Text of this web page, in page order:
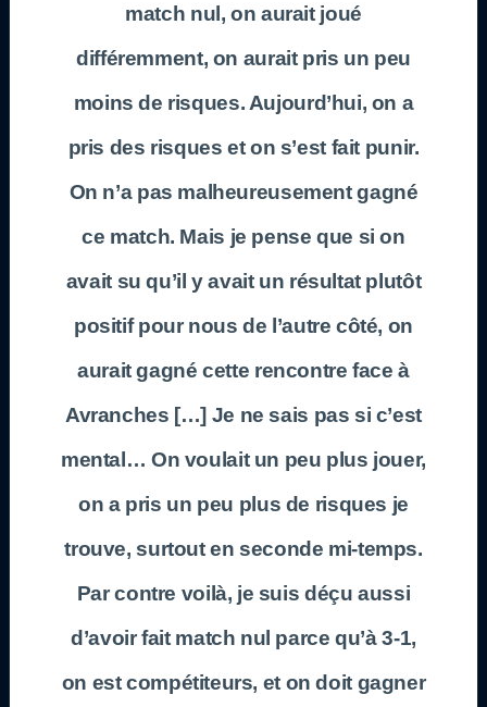
match nul, on aurait joué
différemment, on aurait pris un peu
moins de risques. Aujourd’hui, on a
pris des risques et on s’est fait punir.
On n’a pas malheureusement gagné
ce match. Mais je pense que si on
avait su qu’il y avait un résultat plutôt
positif pour nous de l’autre côté, on
aurait gagné cette rencontre face à
Avranches […] Je ne sais pas si c’est
mental… On voulait un peu plus jouer,
on a pris un peu plus de risques je
trouve, surtout en seconde mi-temps.
Par contre voilà, je suis déçu aussi
d’avoir fait match nul parce qu’à 3-1,
on est compétiteurs, et on doit gagner